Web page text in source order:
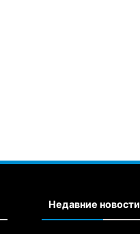
Недавние новости